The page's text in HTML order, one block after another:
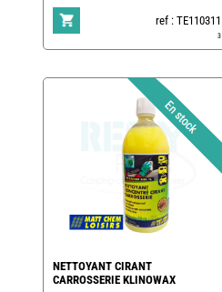
ref : TE110311
3
NETTOYANT CIRANT
CARROSSERIE KLINOWAX